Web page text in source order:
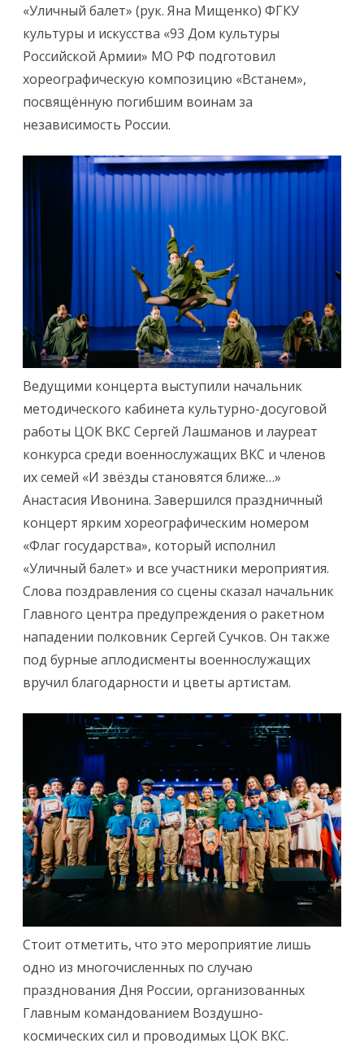
«Уличный балет» (рук. Яна Мищенко) ФГКУ
культуры и искусства «93 Дом культуры
Российской Армии» МО РФ подготовил
хореографическую композицию «Встанем»,
посвящённую погибшим воинам за
независимость России.
Ведущими концерта выступили начальник
методического кабинета культурно-досуговой
работы ЦОК ВКС Сергей Лашманов и лауреат
конкурса среди военнослужащих ВКС и членов
их семей «И звёзды становятся ближе…»
Анастасия Ивонина. Завершился праздничный
концерт ярким хореографическим номером
«Флаг государства», который исполнил
«Уличный балет» и все участники мероприятия.
Слова поздравления со сцены сказал начальник
Главного центра предупреждения о ракетном
нападении полковник Сергей Сучков. Он также
под бурные аплодисменты военнослужащих
вручил благодарности и цветы артистам.
Стоит отметить, что это мероприятие лишь
одно из многочисленных по случаю
празднования Дня России, организованных
Главным командованием Воздушно-
космических сил и проводимых ЦОК ВКС.